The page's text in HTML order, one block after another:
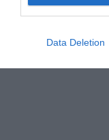
Data Deletion